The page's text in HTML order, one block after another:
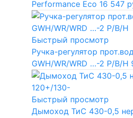
Performance Eco 16 547
Быстрый просмотр
Ручка-регулятор
GWH/WR/WRD …-2 P/B/H
Быстрый просмотр
Дымоход ТиС 430-0,5